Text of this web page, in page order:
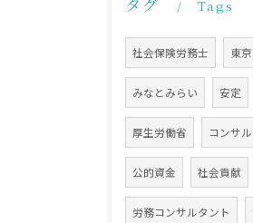
Tags
社会保険労務士 東京
みなとみらい 安定
厚生労働省 コンサ
公的資金 社会貢献
労務コンサルタント